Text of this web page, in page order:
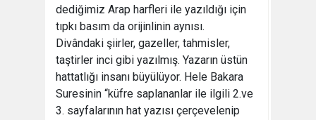
dediğimiz Arap harfleri ile yazıldığı için
tıpkı basım da orijinlinin aynısı.
Divândaki şiirler, gazeller, tahmisler,
taştirler inci gibi yazılmış. Yazarın üstün
hattatlığı insanı büyülüyor. Hele Bakara
Suresinin “küfre saplananlar ile ilgili 2.ve
3. sayfalarının hat yazısı çerçevelenip